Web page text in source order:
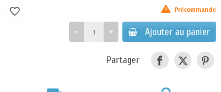
Précommande
Ajouter au panier
favorite_border
Partager